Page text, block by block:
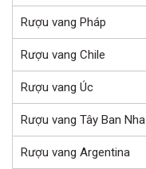
Rượu vang Pháp
Rượu vang Chile
Rượu vang Úc
Rượu vang Tây Ban Nha
Rượu vang Argentina